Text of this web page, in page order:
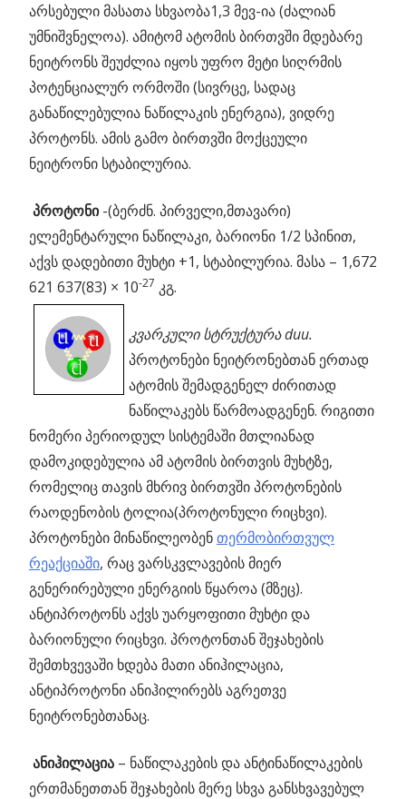
არსებული მასათა სხვაობა1,3 მევ-ია (ძალიან
უმნიშვნელოა). ამიტომ ატომის ბირთვში მდებარე
ნეიტრონს შეუძლია იყოს უფრო მეტი სიღრმის
პოტენციალურ ორმოში (სივრცე, სადაც
განაწილებულია ნაწილაკის ენერგია), ვიდრე
პროტონს. ამის გამო ბირთვში მოქცეული
ნეიტრონი სტაბილურია.
პროტონი-(ბერძნ. პირველი,მთავარი)
ელემენტარული ნაწილაკი, ბარიონი 1/2 სპინით,
აქვს დადებითი მუხტი +1, სტაბილურია. მასა – 1,672
621 637(83) × 10-27 კგ.
კვარკული სტრუქტურაduu.
პროტონები ნეიტრონებთან ერთად
ატომის შემადგენელ ძირითად
ნაწილაკებს წარმოადგენენ. რიგითი
ნომერი პერიოდულ სისტემაში მთლიანად
დამოკიდებულია ამ ატომის ბირთვის მუხტზე,
რომელიც თავის მხრივ ბირთვში პროტონების
რაოდენობის ტოლია(პროტონული რიცხვი).
პროტონები მინაწილეობენთერმობირთვულ
რეაქციაში, რაც ვარსკვლავების მიერ
გენერირებული ენერგიის წყაროა (მზეც).
ანტიპროტონს აქვს უარყოფითი მუხტი და
ბარიონული რიცხვი. პროტონთან შეჯახების
შემთხვევაში ხდება მათი ანიჰილაცია,
ანტიპროტონი ანიჰილირებს აგრეთვე
ნეიტრონებთანაც.
ანიჰილაცია – ნაწილაკების და ანტინაწილაკების
ერთმანეთთან შეჯახების მერე სხვა განსხვავებულ